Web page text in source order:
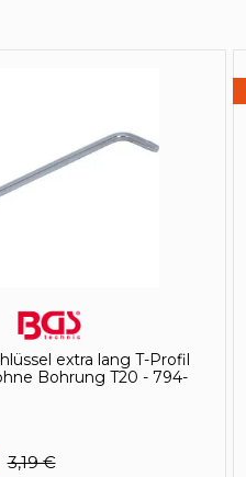
extra lang T-Profil
Bohrung T20 - 794-
3,19 €